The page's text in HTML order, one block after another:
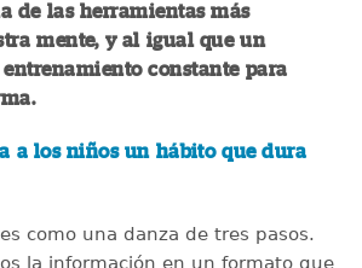
de las herramientas más
mente, y al igual que un
constante para
a los niños un hábito que dura
como una danza de tres pasos.
la información en un formato que